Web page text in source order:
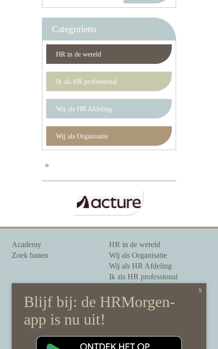
Categorieën
HR in de wereld
Ik als HR professional
Wij als HR Afdeling
Wij als Organisatie
Academy
Zoek banen
HR in de wereld
Wij als Organisatie
Wij als HR Afdeling
Ik als HR professional
Onze auteurs
Onze partners
Sponsoring
Over HRMorgen
Disclaimer & gedragscode